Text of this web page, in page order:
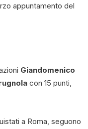
appuntamento del
Giandomenico
con 15 punti,
a Roma, seguono